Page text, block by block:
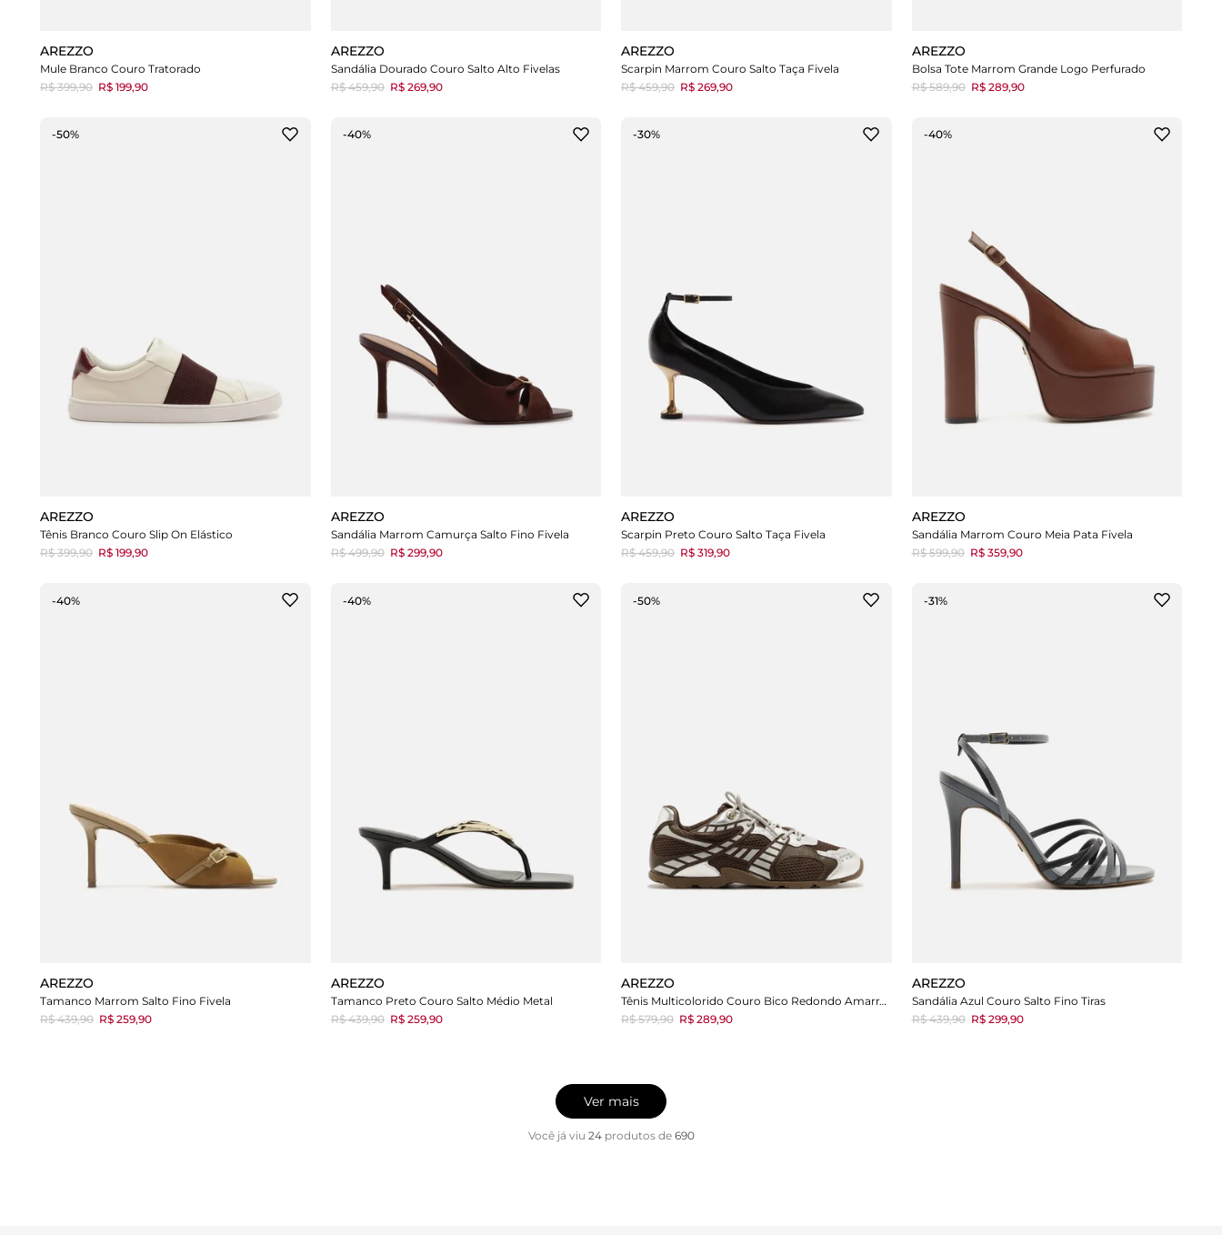
AREZZO
Mule Branco Couro Tratorado
R$ 399,90 R$ 199,90
AREZZO
Sandália Dourado Couro Salto Alto Fivelas
R$ 459,90 R$ 269,90
AREZZO
Scarpin Marrom Couro Salto Taça Fivela
R$ 459,90 R$ 269,90
AREZZO
Bolsa Tote Marrom Grande Logo Perfurado
R$ 589,90 R$ 289,90
-50%
AREZZO
Tênis Branco Couro Slip On Elástico
R$ 399,90 R$ 199,90
-40%
AREZZO
Sandália Marrom Camurça Salto Fino Fivela
R$ 499,90 R$ 299,90
-30%
AREZZO
Scarpin Preto Couro Salto Taça Fivela
R$ 459,90 R$ 319,90
-40%
AREZZO
Sandália Marrom Couro Meia Pata Fivela
R$ 599,90 R$ 359,90
-40%
AREZZO
Tamanco Marrom Salto Fino Fivela
R$ 439,90 R$ 259,90
-40%
AREZZO
Tamanco Preto Couro Salto Médio Metal
R$ 439,90 R$ 259,90
-50%
AREZZO
Tênis Multicolorido Couro Bico Redondo Amarração
R$ 579,90 R$ 289,90
-31%
AREZZO
Sandália Azul Couro Salto Fino Tiras
R$ 439,90 R$ 299,90
Ver mais
Você já viu 24 produtosde 690